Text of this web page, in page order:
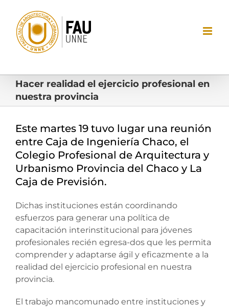
contenido
Hacer realidad el ejercicio profesional en
nuestra provincia
Este martes 19 tuvo lugar una reunión
entre Caja de Ingeniería Chaco, el
Colegio Profesional de Arquitectura y
Urbanismo Provincia del Chaco y La
Caja de Previsión.
Dichas instituciones están coordinando
esfuerzos para generar una política de
capacitación interinstitucional para jóvenes
profesionales recién egresa-dos que les permita
comprender y adaptarse ágil y eficazmente a la
realidad del ejercicio profesional en nuestra
provincia.
El trabajo mancomunado entre instituciones y